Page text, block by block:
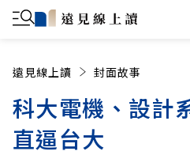
遠見線上讀 封面故事
科大電機、設計
直逼台大